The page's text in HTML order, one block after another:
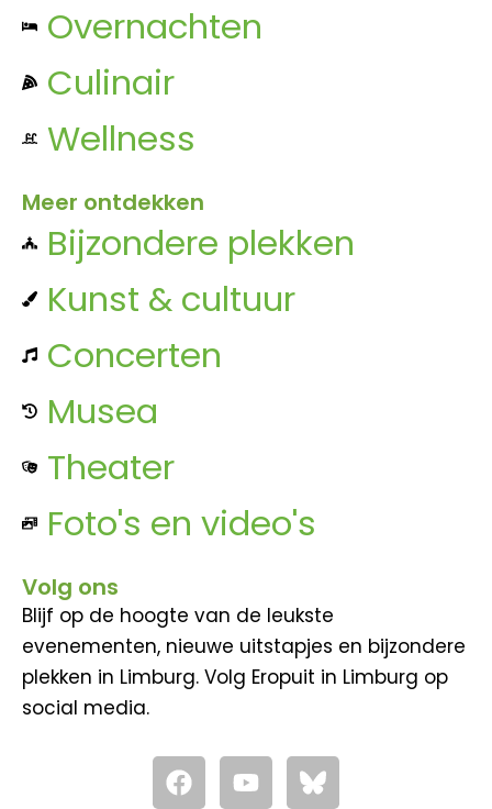
Overnachten
Culinair
Wellness
Meer ontdekken
Bijzondere plekken
Kunst & cultuur
Concerten
Musea
Theater
Foto's en video's
Volg ons
Blijf op de hoogte van de leukste
evenementen, nieuwe uitstapjes en bijzondere
plekken in Limburg. Volg Eropuit in Limburg op
social media.
F
a
Y
o